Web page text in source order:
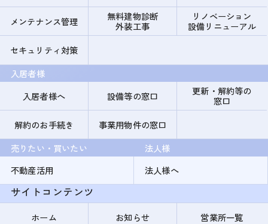
メンテナンス管理
無料建物診断
外装工事
リノベーション
設備リニューアル
セキュリティ対策
入居者様
入居者様へ
設備等の窓口
更新・解約等の
窓口
解約のお手続き
事業用物件の窓口
売りたい・買いたい
不動産活用
法人様
法人様へ
サイトコンテンツ
ホーム お知らせ 営業所一覧